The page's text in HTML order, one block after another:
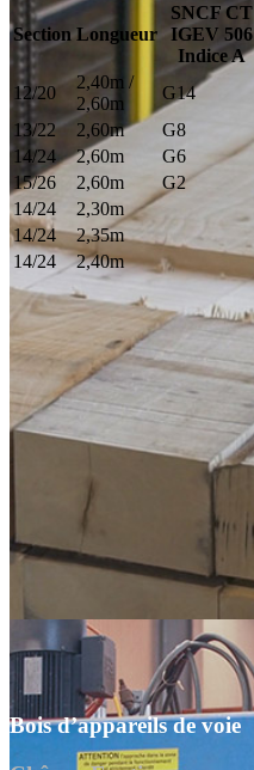
Section Longueur
SNCF CT
IGEV 506
Indice A
12/20
2,40m /
2,60m
G14
13/22
2,60m G8
14/24
2,60m G6
15/26
2,60m G2
14/24
2,30m
14/24
2,35m
14/24
2,40m
Bois d’appareils de voie